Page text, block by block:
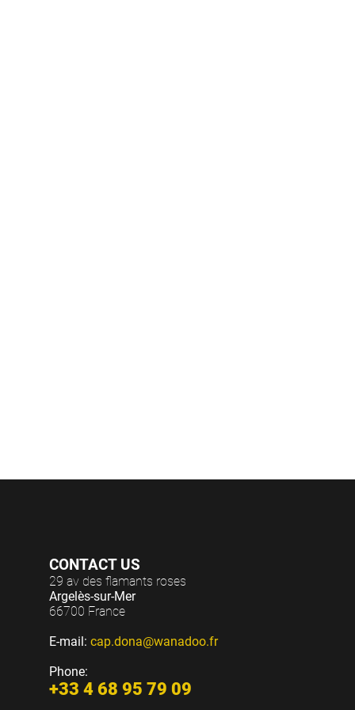
CONTACT US
29 av des flamants roses
Argelès-sur-Mer
66700 France
E-mail: cap.dona@wanadoo.fr
Phone:
+33 4 68 95 79 09